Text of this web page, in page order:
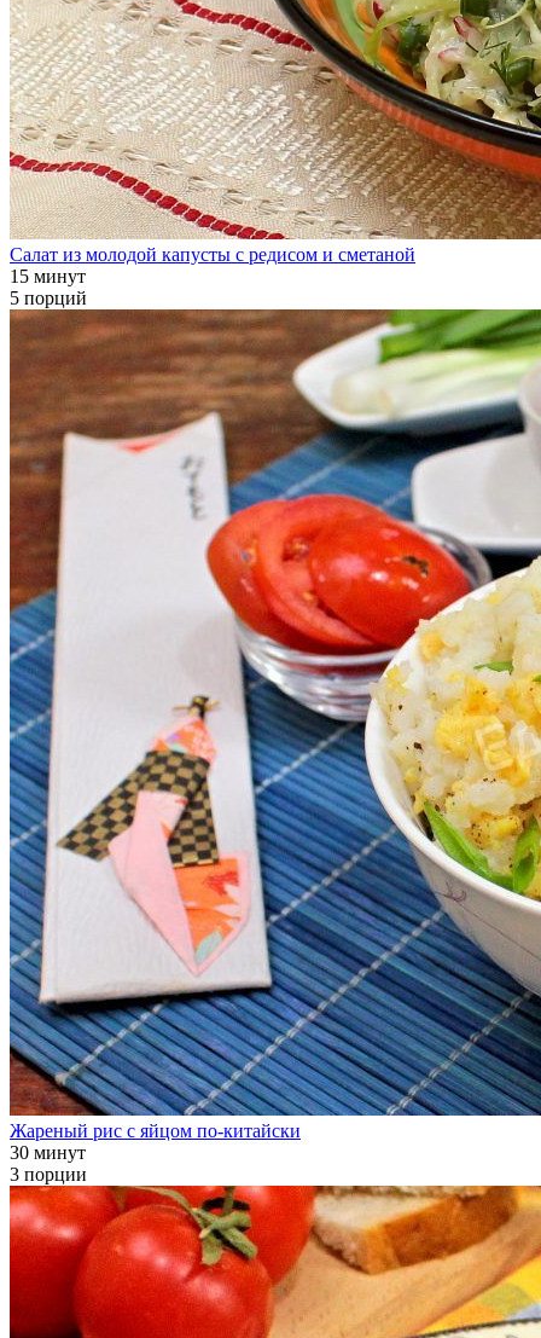
Салат из молодой капусты с редисом и сметаной
15 минут
5 порций
Жареный рис с яйцом по-китайски
30 минут
3 порции